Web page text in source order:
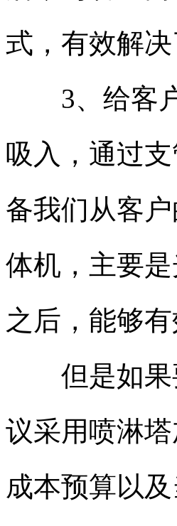
式，有效解
3、给客户
吸入，通过
备我们从客
体机，主要
之后，能够
但是如果
议采用喷淋
成本预算以